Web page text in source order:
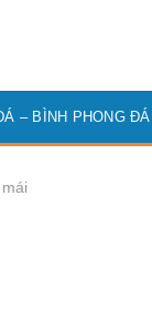
– BÌNH PHONG ĐÁ